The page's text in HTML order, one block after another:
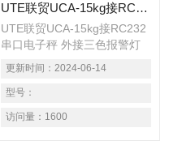
UTE联贸UCA-15kg接RC232串口电子秤 外接三色报警灯UTE/UCA-15kg电子秤
UTE联贸UCA-15kg接RC232
串口电子秤 外接三色报警灯
UTE/UCA-15kg电子秤 使用
高精度传感器,精度达
1/15000~1/30000. 采用大型
液晶显示,明显易读. 交直流两
用配备充电电池. 内置重量单
更新时间： 2024-06-14
型号：
访问量： 1600